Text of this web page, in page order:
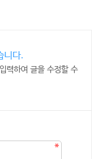
니다.
력하여 글을 수정할 수